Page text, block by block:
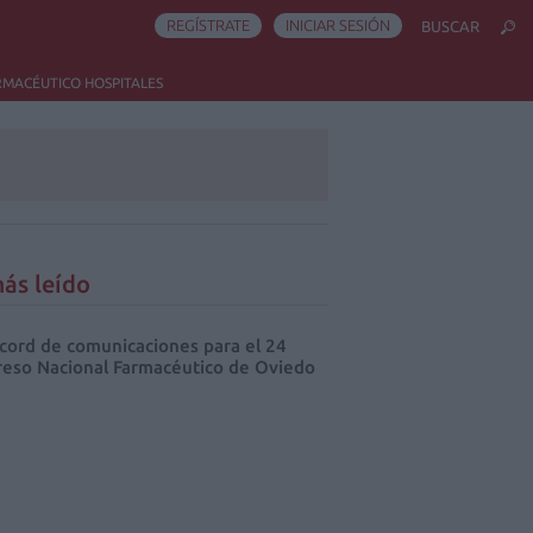
HOSPITALES
REGÍSTRATE INICIAR SESIÓN BUSCAR
leído
de comunicaciones para el 24
Nacional Farmacéutico de Oviedo